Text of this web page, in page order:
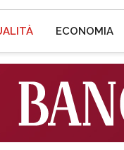
ECONOMIA